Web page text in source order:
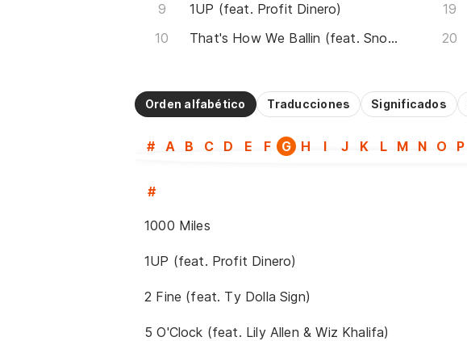
1UP (feat. Profit Dinero)
That's How We Ballin (feat. Snoop Dogg)
Orden alfabético Traducciones Significados
# A B C D E F G H I J K L M N O P
#
1000 Miles
1UP (feat. Profit Dinero)
2 Fine (feat. Ty Dolla Sign)
5 O'Clock (feat. Lily Allen & Wiz Khalifa)